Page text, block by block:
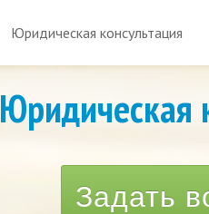
Юридическая консультация
Юридическая
Задать